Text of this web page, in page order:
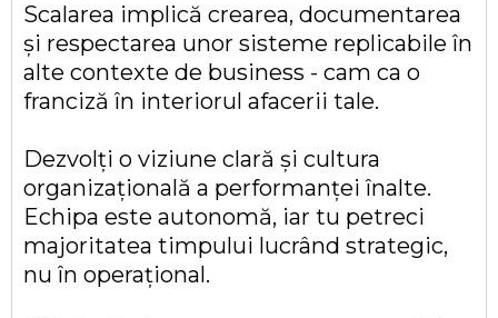
Scalarea implică crearea, documentarea
și respectarea unor sisteme replicabile în
alte contexte de business - cam ca o
franciză în interiorul afacerii tale.
Dezvolți o viziune clară și cultura
organizațională a performanței înalte.
Echipa este autonomă, iar tu petreci
majoritatea timpului lucrând strategic,
nu în operațional.